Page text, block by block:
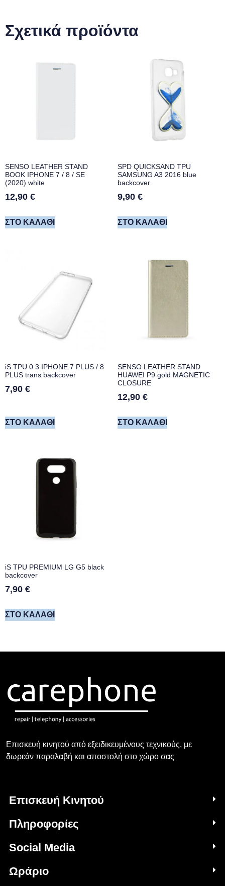
Σχετικά προϊόντα
SENSO LEATHER STAND
BOOK IPHONE 7 / 8 / SE
(2020) white
12,90 €
ΣΤΟ ΚΑΛΆΘΙ
SPD QUICKSAND TPU
SAMSUNG A3 2016 blue
backcover
9,90 €
ΣΤΟ ΚΑΛΆΘΙ
iS TPU 0.3 IPHONE 7 PLUS / 8
PLUS trans backcover
7,90 €
ΣΤΟ ΚΑΛΆΘΙ
SENSO LEATHER STAND
HUAWEI P9 gold MAGNETIC
CLOSURE
12,90 €
ΣΤΟ ΚΑΛΆΘΙ
iS TPU PREMIUM LG G5 black
backcover
7,90 €
ΣΤΟ ΚΑΛΆΘΙ
Επισκευή κινητού από εξειδικευμένους τεχνικούς, με
δωρεάν παραλαβή και αποστολή στο χώρο σας
Επισκευή Κινητού
Πληροφορίες
Social Media
Ωράριο